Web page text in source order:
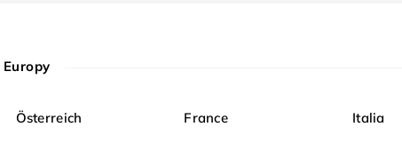
Europy
Österreich France Italia